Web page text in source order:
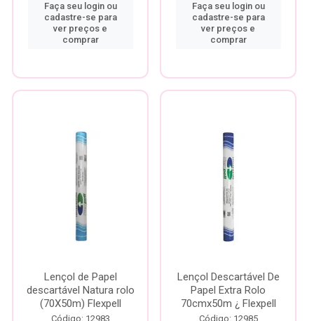
Faça seu login ou
cadastre-se para
ver preços e
comprar
Faça seu login ou
cadastre-se para
ver preços e
comprar
Lençol de Papel
descartável Natura rolo
(70X50m) Flexpell
Código: 12983
Lençol Descartável De
Papel Extra Rolo
70cmx50m ¿ Flexpell
Código: 12985